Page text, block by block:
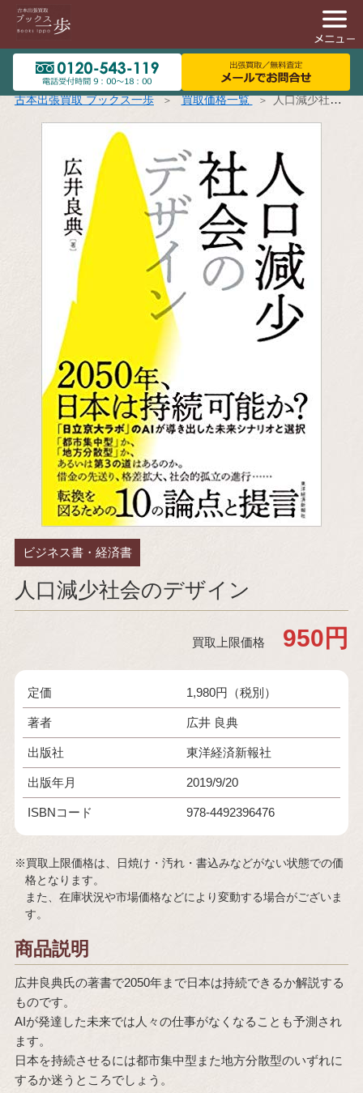
古本出張買取 ブックス一歩 買取価格一覧 人口減少社会のデザイン
ビジネス書・経済書
人口減少社会のデザイン
買取上限価格 950円
定価 1,980円（税別）
著者 広井 良典
出版社 東洋経済新報社
出版年月 2019/9/20
ISBNコード 978-4492396476
※買取上限価格は、日焼け・汚れ・書込みなどがない状態での価
格となります。
また、在庫状況や市場価格などにより変動する場合がございま
す。
商品説明
広井良典氏の著書で2050年まで日本は持続できるか解説する
ものです。
AIが発達した未来では人々の仕事がなくなることも予測され
ます。
日本を持続させるには都市集中型また地方分散型のいずれに
するか迷うところでしょう。